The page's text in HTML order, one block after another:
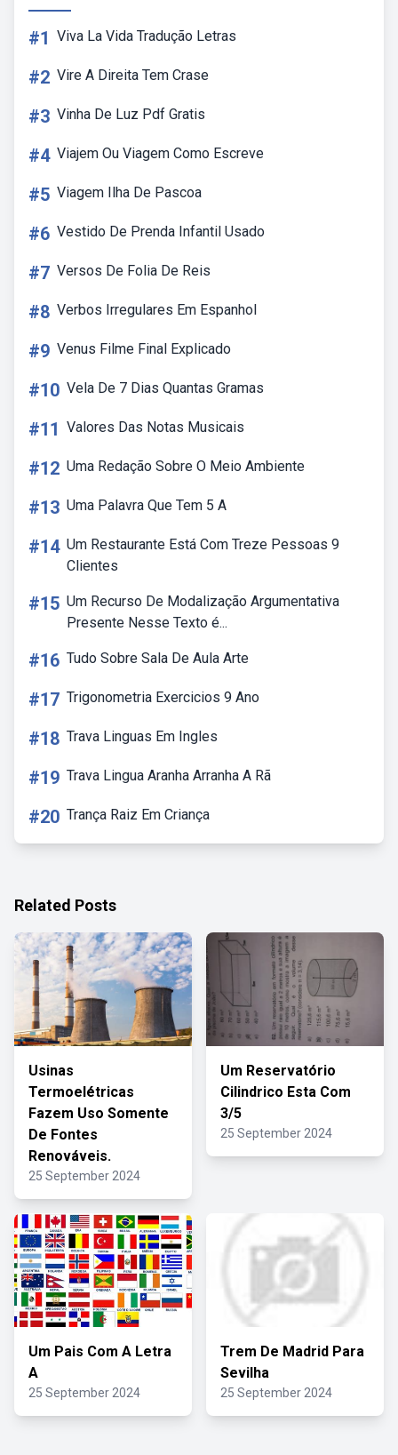
#1 Viva La Vida Tradução Letras
#2 Vire A Direita Tem Crase
#3 Vinha De Luz Pdf Gratis
#4 Viajem Ou Viagem Como Escreve
#5 Viagem Ilha De Pascoa
#6 Vestido De Prenda Infantil Usado
#7 Versos De Folia De Reis
#8 Verbos Irregulares Em Espanhol
#9 Venus Filme Final Explicado
#10 Vela De 7 Dias Quantas Gramas
#11 Valores Das Notas Musicais
#12 Uma Redação Sobre O Meio Ambiente
#13 Uma Palavra Que Tem 5 A
#14 Um Restaurante Está Com Treze Pessoas 9
Clientes
#15 Um Recurso De Modalização Argumentativa
Presente Nesse Texto é...
#16 Tudo Sobre Sala De Aula Arte
#17 Trigonometria Exercicios 9 Ano
#18 Trava Linguas Em Ingles
#19 Trava Lingua Aranha Arranha A Rã
#20 Trança Raiz Em Criança
Related Posts
Usinas
Termoelétricas
Fazem Uso Somente
De Fontes
Renováveis.
25 September 2024
Um Reservatório
Cilindrico Esta Com
3/5
25 September 2024
Um Pais Com A Letra
A
25 September 2024
Trem De Madrid Para
Sevilha
25 September 2024